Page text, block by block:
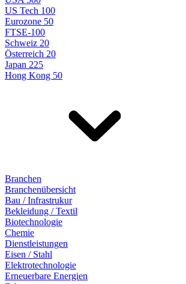
US Tech 100
Eurozone 50
FTSE-100
Schweiz 20
Österreich 20
Japan 225
Hong Kong 50
Branchen
Branchenübersicht
Bau / Infrastrukur
Bekleidung / Textil
Biotechnologie
Chemie
Dienstleistungen
Eisen / Stahl
Elektrotechnologie
Erneuerbare Energien